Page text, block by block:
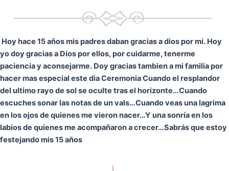
Hoy hace 15 años mis padres daban gracias a dios por mi. Hoy
yo doy gracias a Dios por ellos, por cuidarme, tenerme
paciencia y aconsejarme. Doy gracias tambien a mi familia por
hacer mas especial este dia CeremoniaCuando el resplandor
del ultimo rayo de sol se oculte tras el horizonte…Cuando
escuches sonar las notas de un vals…Cuando veas una lagrima
en los ojos de quienes me vieron nacer…Y una sonría en los
labios de quienes me acompañaron a crecer…Sabrás que estoy
festejando mis 15 años